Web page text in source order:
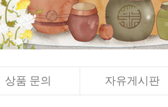
상품 문의 자유게시판